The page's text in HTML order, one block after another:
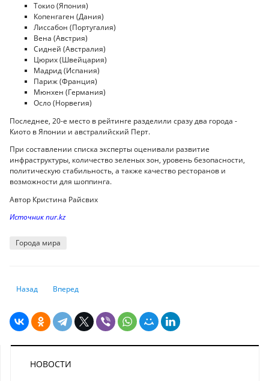
Токио (Япония)
Копенгаген (Дания)
Лиссабон (Португалия)
Вена (Австрия)
Сидней (Австралия)
Цюрих (Швейцария)
Мадрид (Испания)
Париж (Франция)
Мюнхен (Германия)
Осло (Норвегия)
Последнее, 20-е место в рейтинге разделили сразу два города -
Киото в Японии и австралийский Перт.
При составлении списка эксперты оценивали развитие
инфраструктуры, количество зеленых зон, уровень безопасности,
политическую стабильность, а также качество ресторанов и
возможности для шоппинга.
Автор Кристина Райсвих
Источник nur.kz
Города мира
Предыдущий: Новые ограничения для пассажиров ввели в метро
Назад Следующий: Новая Конституция: что изменится для
Вперед
НОВОСТИ